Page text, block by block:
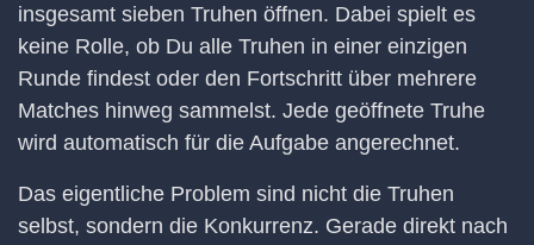
insgesamt sieben Truhen öffnen. Dabei spielt es
keine Rolle, ob Du alle Truhen in einer einzigen
Runde findest oder den Fortschritt über mehrere
Matches hinweg sammelst. Jede geöffnete Truhe
wird automatisch für die Aufgabe angerechnet.
Das eigentliche Problem sind nicht die Truhen
selbst, sondern die Konkurrenz. Gerade direkt nach